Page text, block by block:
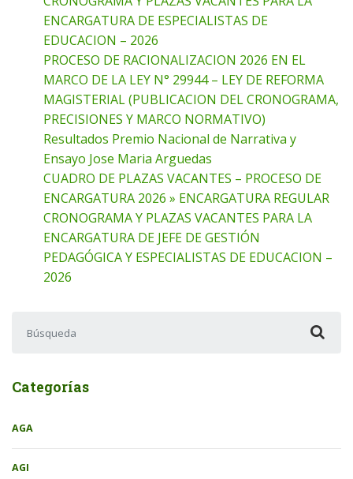
ENCARGATURA DE ESPECIALISTAS DE
EDUCACION – 2026
PROCESO DE RACIONALIZACION 2026 EN EL
MARCO DE LA LEY N° 29944 – LEY DE REFORMA
MAGISTERIAL (PUBLICACION DEL CRONOGRAMA,
PRECISIONES Y MARCO NORMATIVO)
Resultados Premio Nacional de Narrativa y
Ensayo Jose Maria Arguedas
CUADRO DE PLAZAS VACANTES – PROCESO DE
ENCARGATURA 2026 » ENCARGATURA REGULAR
CRONOGRAMA Y PLAZAS VACANTES PARA LA
ENCARGATURA DE JEFE DE GESTIÓN
PEDAGÓGICA Y ESPECIALISTAS DE EDUCACION –
2026
Categorías
AGA
AGI